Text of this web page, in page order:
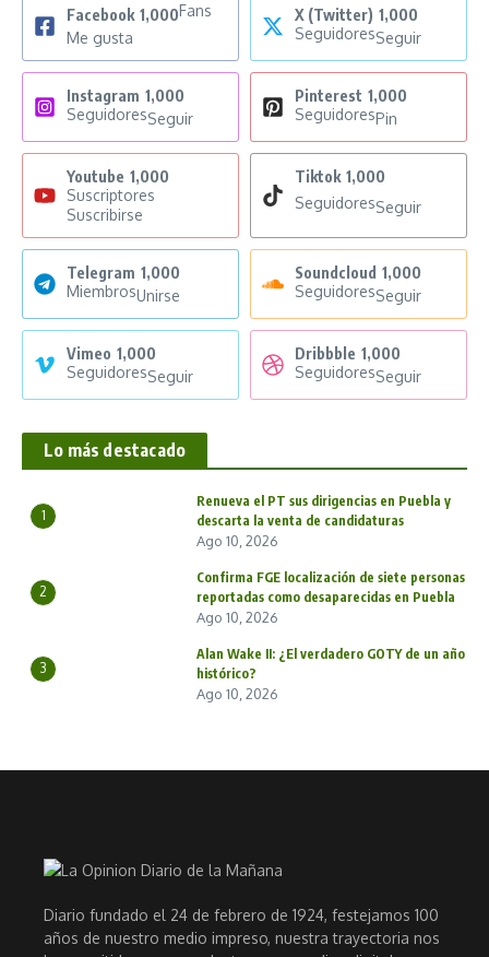
Facebook 1,000Fans
Me gusta
X (Twitter) 1,000
SeguidoresSeguir
Instagram 1,000
SeguidoresSeguir
Pinterest 1,000
SeguidoresPin
Youtube 1,000
Suscriptores
Suscribirse
Tiktok 1,000
SeguidoresSeguir
Telegram 1,000
MiembrosUnirse
Soundcloud 1,000
SeguidoresSeguir
Vimeo 1,000
SeguidoresSeguir
Dribbble 1,000
SeguidoresSeguir
Lo más destacado
1
Renueva el PT sus dirigencias en Puebla y
descarta la venta de candidaturas
Ago 10, 2026
2
Confirma FGE localización de siete personas
reportadas como desaparecidas en Puebla
Ago 10, 2026
3
Alan Wake II: ¿El verdadero GOTY de un año
histórico?
Ago 10, 2026
Diario fundado el 24 de febrero de 1924, festejamos 100
años de nuestro medio impreso, nuestra trayectoria nos